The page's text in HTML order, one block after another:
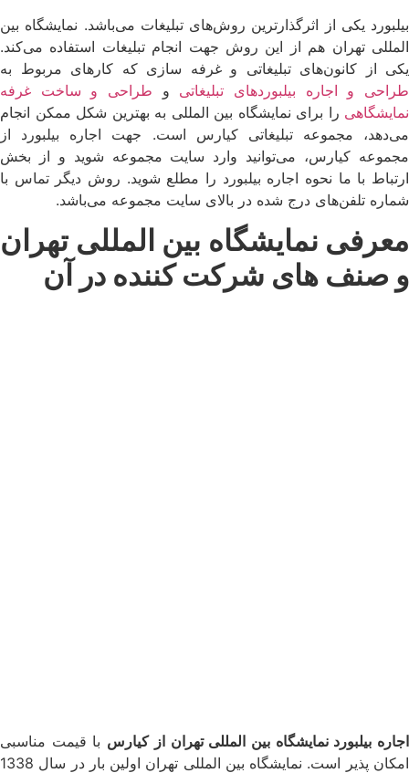
بیلبورد یکی از اثرگذارترین روش‌های تبلیغات می‌باشد. نمایشگاه بین
المللی تهران هم از این روش جهت انجام تبلیغات استفاده می‌کند.
یکی از کانون‌های تبلیغاتی و غرفه سازی که کارهای مربوط به
طراحی و اجاره بیلبوردهای تبلیغاتی و طراحی و ساخت غرفه
نمایشگاهی را برای نمایشگاه بین المللی به بهترین شکل ممکن انجام
می‌دهد، مجموعه تبلیغاتی کیارس است. جهت اجاره بیلبورد از
مجموعه کیارس، می‌توانید وارد سایت مجموعه شوید و از بخش
ارتباط با ما نحوه اجاره بیلبورد را مطلع شوید. روش دیگر تماس با
شماره تلفن‌های درج شده در بالای سایت مجموعه می‌باشد.
معرفی نمایشگاه بین المللی تهران
و صنف های شرکت کننده در آن
اجاره بیلبورد نمایشگاه بین المللی تهران از کیارس با قیمت مناسبی
امکان پذیر است. نمایشگاه بین المللی تهران اولین بار در سال 1338